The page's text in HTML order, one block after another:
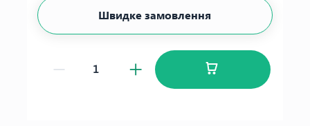
Швидке замовлення